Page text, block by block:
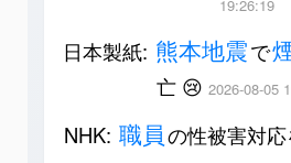
19:26:19
日本製紙: 熊本地震で
亡 😢 2026-08-05
NHK: 職員の性被害対応